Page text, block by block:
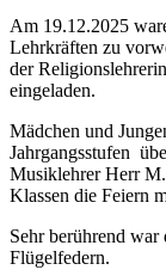
Am 19.12.2025
Lehrkräften zu
der
eingeladen.
Mädchen und
Jahrgangsstufen
Musiklehrer Herr
Klassen die Feiern
Sehr berührend
Flügelfedern.